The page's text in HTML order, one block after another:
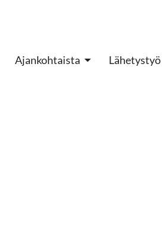
Ajankohtaista Lähetystyö